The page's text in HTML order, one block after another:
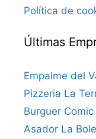
Política de
Últimas
Empalme del
Pizzeria La
Burguer Comic
Asador La